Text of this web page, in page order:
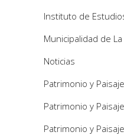
Instituto de
Municipalidad de La
Noticias
Patrimonio y Paisaje
Patrimonio y
Patrimonio y